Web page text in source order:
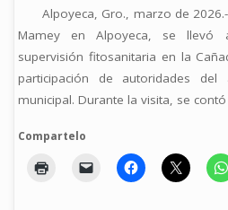
Alpoyeca, Gro., marzo de
Mamey en Alpoyeca, se
supervisión fitosanitaria en la
participación de autoridades
municipal. Durante la visita, se
Compartelo